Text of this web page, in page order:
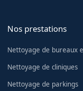
Nos prestations
Nettoyage de bureaux
Nettoyage de cliniques
Nettoyage de parkings